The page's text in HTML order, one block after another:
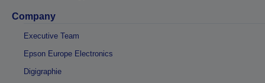
Company
Executive Team
Epson Europe Electronics
Digigraphie